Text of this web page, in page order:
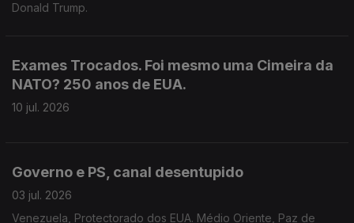
Donald Trump.
Exames Trocados. Foi mesmo uma Cimeira da
NATO? 250 anos de EUA.
10 jul. 2026
Governo e PS, canal desentupido
03 jul. 2026
Venezuela, Protectorado dos EUA. Médio Oriente, Paz de